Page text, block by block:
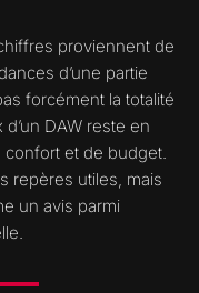
proviennent de
d’une partie
forcément la totalité
DAW reste en
et de budget.
repères utiles, mais
un avis parmi